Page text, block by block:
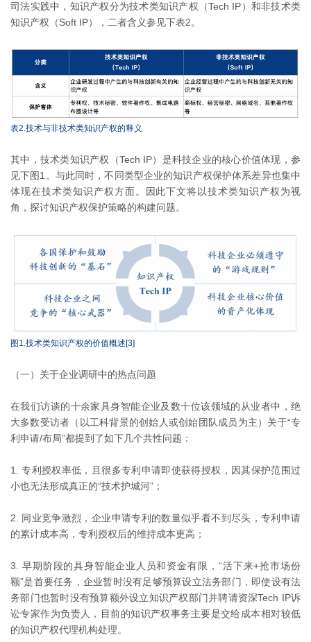
司法实践中，知识产权分为技术类知识产权（Tech IP）和非技术类
知识产权（Soft IP），二者含义参见下表2。
表2.技术与非技术类知识产权的释义
其中，技术类知识产权（Tech IP）是科技企业的核心价值体现，参
见下图1。与此同时，不同类型企业的知识产权保护体系差异也集中
体现在技术类知识产权方面。因此下文将以技术类知识产权为视
角，探讨知识产权保护策略的构建问题。
图1.技术类知识产权的价值概述[3]
（一）关于企业调研中的热点问题
在我们访谈的十余家具身智能企业及数十位该领域的从业者中，绝
大多数受访者（以工科背景的创始人或创始团队成员为主）关于“专
利申请/布局”都提到了如下几个共性问题：
1. 专利授权率低，且很多专利申请即使获得授权，因其保护范围过
小也无法形成真正的“技术护城河”；
2. 同业竞争激烈，企业申请专利的数量似乎看不到尽头，专利申请
的累计成本高，专利授权后的维持成本更高；
3. 早期阶段的具身智能企业人员和资金有限，“活下来+抢市场份
额”是首要任务，企业暂时没有足够预算设立法务部门，即使设有法
务部门也暂时没有预算额外设立知识产权部门并聘请资深Tech IP诉
讼专家作为负责人，目前的知识产权事务主要是交给成本相对较低
的知识产权代理机构处理。